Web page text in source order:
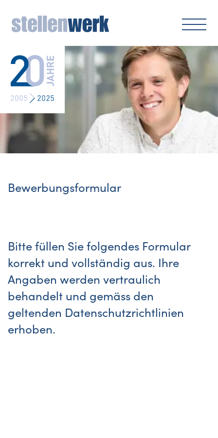
Bewerbungsformular
Bitte füllen Sie folgendes Formular
korrekt und vollständig aus. Ihre
Angaben werden vertraulich
behandelt und gemäss den
geltenden Datenschutzrichtlinien
erhoben.